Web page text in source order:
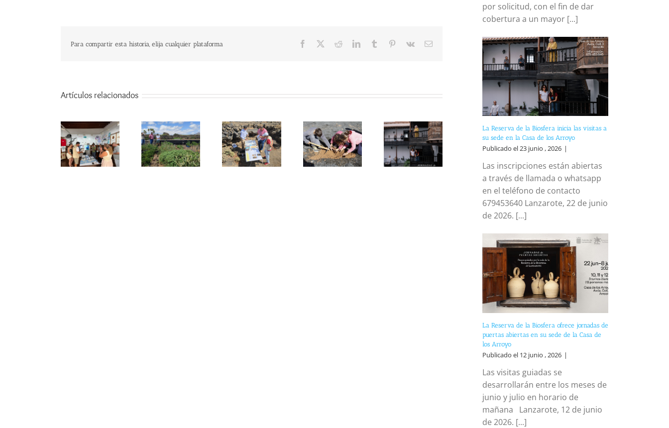
Para compartir esta historia, elija cualquier plataforma Facebook RedditLinkedInTumblr Pinterest
Vk
Correo
Artículos relacionados
por solicitud, con el fin de dar
cobertura a un mayor [...]
La Reserva de la Biosfera inicia las visitas a
su sede en la Casa de los Arroyo
Publicado el 23 junio , 2026 |
Las inscripciones están abiertas
a través de llamada o whatsapp
en el teléfono de contacto
679453640 Lanzarote, 22 de junio
de 2026. [...]
La Reserva de la Biosfera ofrece jornadas de
puertas abiertas en su sede de la Casa de
los Arroyo
Publicado el 12 junio , 2026 |
Las visitas guiadas se
desarrollarán entre los meses de
junio y julio en horario de
mañana Lanzarote, 12 de junio
de 2026. [...]